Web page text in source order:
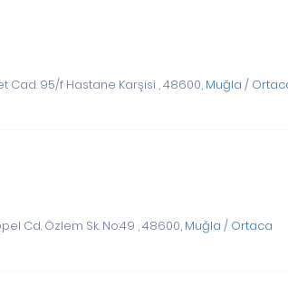
Cad. 95/f Hastane Karşisi , 48600, Muğla /
Cd. Özlem Sk. No:49 , 48600, Muğla / Ortaca